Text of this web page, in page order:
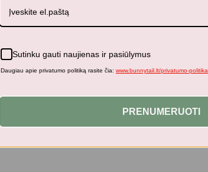
Sutinku gauti naujienas ir pasiūlymus
Daugiau apie privatumo politiką rasite čia: www.bunnytail.lt/privatumo-politika
PRENUMERUOTI